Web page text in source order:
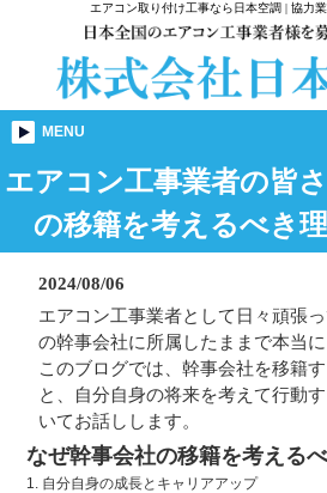
エアコン取り付け工事なら日本空調 | 協力
MENU
エアコン工事業者の皆
の移籍を考えるべき
2024/08/06
エアコン工事業者として日々頑張
の幹事会社に所属したままで本当
このブログでは、幹事会社を移籍
と、自分自身の将来を考えて行動
いてお話しします。
なぜ幹事会社の移籍を考える
1. 自分自身の成長とキャリアアップ